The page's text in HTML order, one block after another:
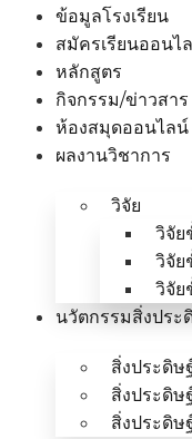
ข้อมูลโรงเรียน
สมัครเรียนออนไ
หลักสูตร
กิจกรรม/ข่าวสาร
ห้องสมุดออนไลน์
ผลงานวิชาการ
วิจัย
วิจัย
วิจัย
วิจัย
นวัตกรรมสิ่งประ
สิ่งประดิษ
สิ่งประดิษ
สิ่งประดิษ